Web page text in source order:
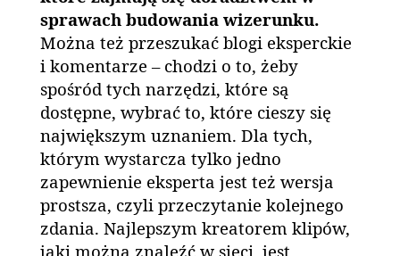
sprawach budowania wizerunku.
Można też przeszukać blogi eksperckie
i komentarze – chodzi o to, żeby
spośród tych narzędzi, które są
dostępne, wybrać to, które cieszy się
największym uznaniem. Dla tych,
którym wystarcza tylko jedno
zapewnienie eksperta jest też wersja
prostsza, czyli przeczytanie kolejnego
zdania. Najlepszym kreatorem klipów,
jaki można znaleźć w sieci, jest